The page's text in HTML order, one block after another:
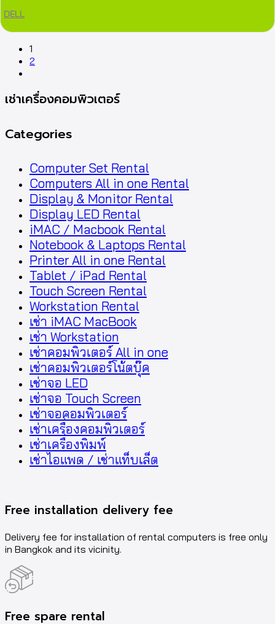
DELL
1
2
เช่าเครื่องคอมพิวเตอร์
Categories
Computer Set Rental
Computers All in one Rental
Display & Monitor Rental
Display LED Rental
iMAC / Macbook Rental
Notebook & Laptops Rental
Printer All in one Rental
Tablet / iPad Rental
Touch Screen Rental
Workstation Rental
เช่า iMAC MacBook
เช่า Workstation
เช่าคอมพิวเตอร์ All in one
เช่าคอมพิวเตอร์โน้ตบุ๊ค
เช่าจอ LED
เช่าจอ Touch Screen
เช่าจอคอมพิวเตอร์
เช่าเครื่องคอมพิวเตอร์
เช่าเครื่องพิมพ์
เช่าไอแพด / เช่าแท็บเล็ต
Free installation delivery fee
Delivery fee for installation of rental computers is free only
in Bangkok and its vicinity.
Free spare rental